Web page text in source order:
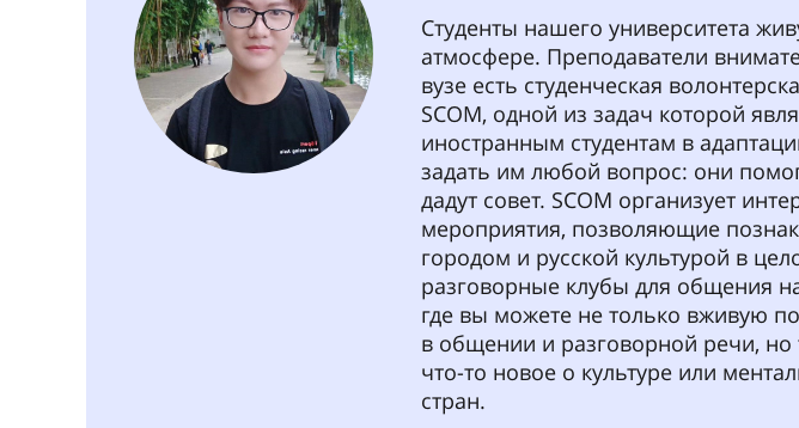
Создай личный кабинет поступающего на
Выбери направление подготовки в личном кабинете
Загрузи паспорт, документ об образовании с нотариальным
язык
Сдай вступительные испытания в личном кабинете
Бакалавриат
Технические направления:русский язык и математика,
Гуманитарные направления: русский язык и математика/
выбранному направлению, дистанционные тесты
Экзамен по направлению – тест
Оформи договор на оказание платных образовательных услуг
При возникновении вопросов пиши в группу Telegram